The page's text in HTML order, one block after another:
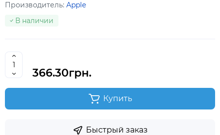
Производитель: Apple
В наличии
366.30грн.
Купить
Быстрый заказ